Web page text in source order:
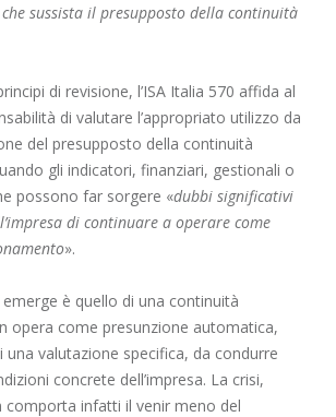
sussista il presupposto della continuità
di revisione, l’ISA Italia 570 affida al
di valutare l’appropriato utilizzo da
del presupposto della continuità
gli indicatori, finanziari, gestionali o
possono far sorgere «dubbi significativi
di continuare a operare come
».
è quello di una continuità
opera come presunzione automatica,
valutazione specifica, da condurre
concrete dell’impresa. La crisi,
comporta infatti il venir meno del